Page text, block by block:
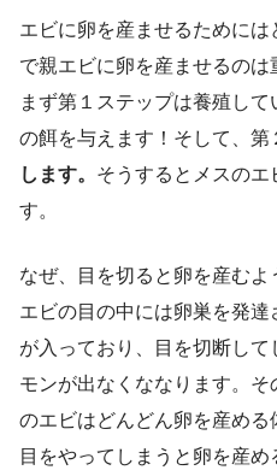
エビに卵を産ませるために
で親エビに卵を産ませるのは
まず第１ステップは養殖し
の餌を与えます！そして、第
します。 そうするとメスのエ
す。
なぜ、目を切ると卵を産むよ
エビの目の中には卵巣を発
が入っており、目を切断し
モンが出なくななります。
のエビはどんどん卵を産め
目をやってしまうと卵を産